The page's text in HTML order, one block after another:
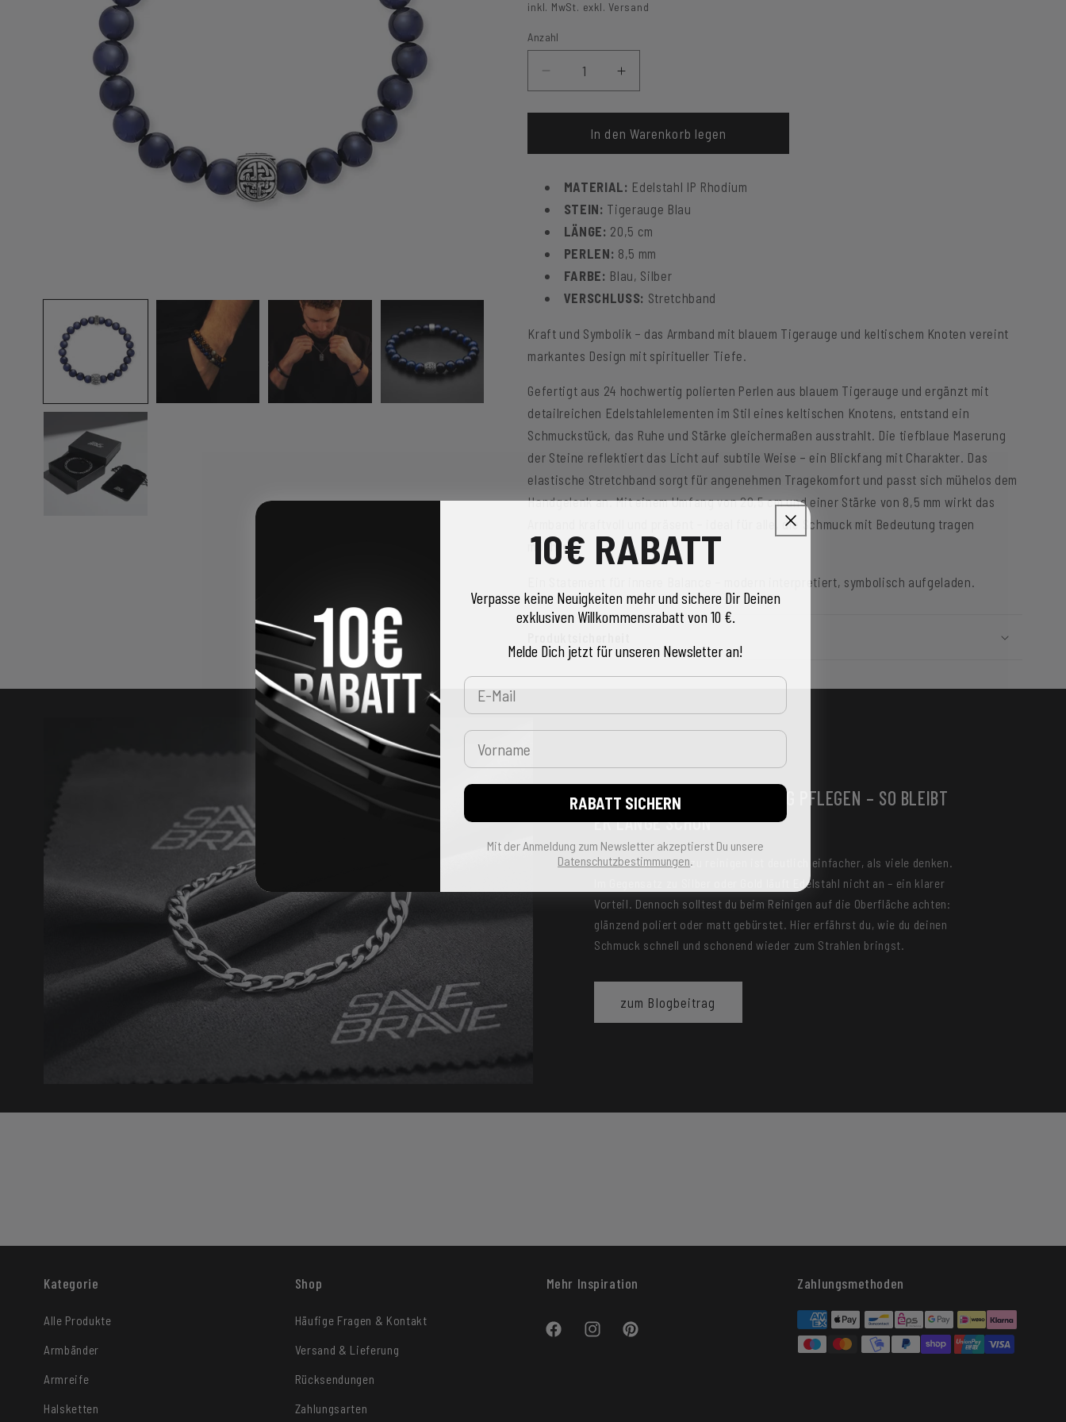
inkl. MwSt. exkl. Versand
Anzahl
Verringere
die
Menge
Armband
Erhöhe
die
Menge
für
Armband
In den Warenkorb legen
MATERIAL: Edelstahl IP Rhodium
STEIN: Tigerauge Blau
LÄNGE: 20,5 cm
PERLEN: 8,5 mm
FARBE: Blau, Silber
VERSCHLUSS: Stretchband
Kraft und Symbolik – das Armband mit blauem Tigerauge und keltischem Knoten vereint
markantes Design mit spiritueller Tiefe.
Gefertigt aus 24 hochwertig polierten Perlen aus blauem Tigerauge und ergänzt mit
detailreichen Edelstahlelementen im Stil eines keltischen Knotens, entstand ein
Schmuckstück, das Ruhe und Stärke gleichermaßen ausstrahlt. Die tiefblaue Maserung
der Steine reflektiert das Licht auf subtile Weise – ein Blickfang mit Charakter. Das
elastische Stretchband sorgt für angenehmen Tragekomfort und passt sich mühelos dem
Handgelenk an. Mit einem Umfang von 20,5 cm und einer Stärke von 8,5 mm wirkt das
Armband kraftvoll und präsent – ideal für alle, die Schmuck mit Bedeutung tragen
möchten.
Ein Statement für innere Balance – modern interpretiert, symbolisch aufgeladen.
EDELSTAHLSCHMUCK RICHTIG PFLEGEN – SO BLEIBT
ER LANGE SCHÖN
Edelstahlschmuck zu reinigen ist deutlich einfacher, als viele denken.
Im Gegensatz zu Silber oder Gold läuft Edelstahl nicht an – ein klarer
Vorteil. Dennoch solltest du beim Reinigen auf die Oberfläche achten:
glänzend poliert oder matt gebürstet. Hier erfährst du, wie du deinen
Schmuck schnell und schonend wieder zum Strahlen bringst.
zum Blogbeitrag
Kategorie
Alle Produkte
Armbänder
Armreife
Halsketten
Shop
Häufige Fragen & Kontakt
Versand & Lieferung
Rücksendungen
Zahlungsarten
Mehr Inspiration
FacebookInstagramPinterest
Zahlungsmethoden
10€ RABATT
Verpasse keine Neuigkeiten mehr und sichere Dir Deinen
exklusiven Willkommensrabatt von 10 €.
Melde Dich jetzt für unseren Newsletter an!
E-Mail
Vorname
RABATT SICHERN
Mit der Anmeldung zum Newsletter akzeptierst Du unsere
Datenschutzbestimmungen